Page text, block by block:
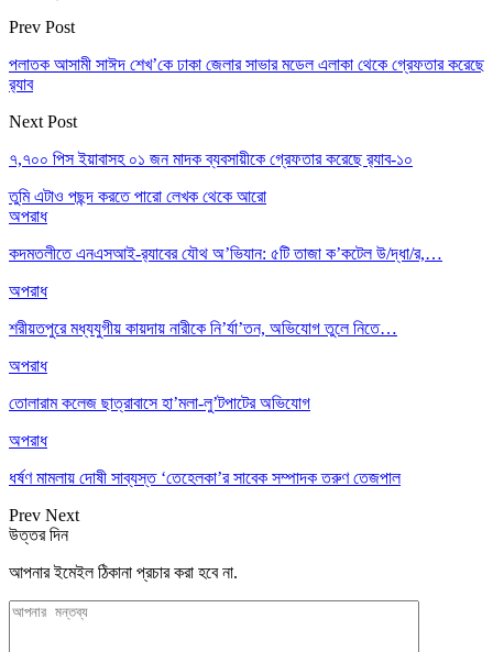
Prev Post
পলাতক আসামী সাঈদ শেখ’কে ঢাকা জেলার সাভার মডেল এলাকা থেকে গ্রেফতার করেছে
র‌্যাব
Next Post
৭,৭০০ পিস ইয়াবাসহ ০১ জন মাদক ব্যবসায়ীকে গ্রেফতার করেছে র‌্যাব-১০
তুমি এটাও পছন্দ করতে পারো লেখক থেকে আরো
অপরাধ
কদমতলীতে এনএসআই-র‍্যাবের যৌথ অ’ভিযান: ৫টি তাজা ক’কটেল উ/দ্ধা/র,…
অপরাধ
শরীয়তপুরে মধ্যযুগীয় কায়দায় নারীকে নি’র্যা’তন, অভিযোগ তুলে নিতে…
অপরাধ
তোলারাম কলেজ ছাত্রাবাসে হা’মলা-লু’টপাটের অভিযোগ
অপরাধ
ধর্ষণ মামলায় দোষী সাব্যস্ত ‘তেহেলকা’র সাবেক সম্পাদক তরুণ তেজপাল
Prev Next
উত্তর দিন
আপনার ইমেইল ঠিকানা প্রচার করা হবে না.